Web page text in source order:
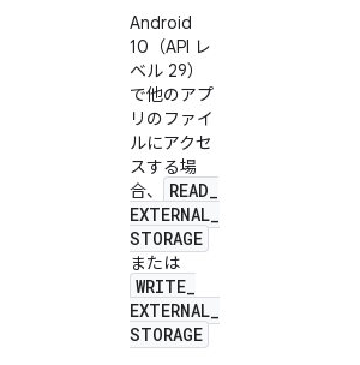
Android
10（API レ
ベル 29）
で他のアプ
リのファイ
ルにアクセ
スする場
合、
READ_
EXTERNAL_
STORAGE
または
WRITE_
EXTERNAL_
STORAGE